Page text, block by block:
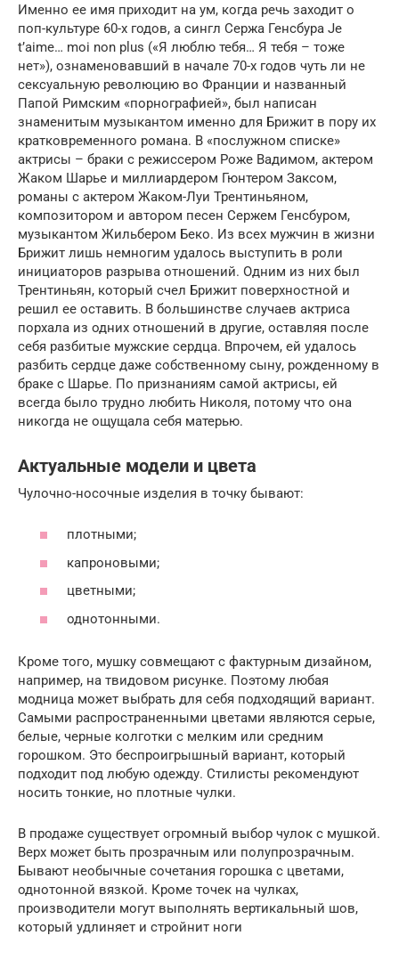
Именно ее имя приходит на ум, когда речь заходит о
поп-культуре 60-х годов, а сингл Сержа Генсбура Je
t’aime… moi non plus («Я люблю тебя… Я тебя – тоже
нет»), ознаменовавший в начале 70-х годов чуть ли не
сексуальную революцию во Франции и названный
Папой Римским «порнографией», был написан
знаменитым музыкантом именно для Брижит в пору их
кратковременного романа. В «послужном списке»
актрисы – браки с режиссером Роже Вадимом, актером
Жаком Шарье и миллиардером Гюнтером Заксом,
романы с актером Жаком-Луи Трентиньяном,
композитором и автором песен Сержем Генсбуром,
музыкантом Жильбером Беко. Из всех мужчин в жизни
Брижит лишь немногим удалось выступить в роли
инициаторов разрыва отношений. Одним из них был
Трентиньян, который счел Брижит поверхностной и
решил ее оставить. В большинстве случаев актриса
порхала из одних отношений в другие, оставляя после
себя разбитые мужские сердца. Впрочем, ей удалось
разбить сердце даже собственному сыну, рожденному в
браке с Шарье. По признаниям самой актрисы, ей
всегда было трудно любить Николя, потому что она
никогда не ощущала себя матерью.
Актуальные модели и цвета
Чулочно-носочные изделия в точку бывают:
плотными;
капроновыми;
цветными;
однотонными.
Кроме того, мушку совмещают с фактурным дизайном,
например, на твидовом рисунке. Поэтому любая
модница может выбрать для себя подходящий вариант.
Самыми распространенными цветами являются серые,
белые, черные колготки с мелким или средним
горошком. Это беспроигрышный вариант, который
подходит под любую одежду. Стилисты рекомендуют
носить тонкие, но плотные чулки.
В продаже существует огромный выбор чулок с мушкой.
Верх может быть прозрачным или полупрозрачным.
Бывают необычные сочетания горошка с цветами,
однотонной вязкой. Кроме точек на чулках,
производители могут выполнять вертикальный шов,
который удлиняет и стройнит ноги